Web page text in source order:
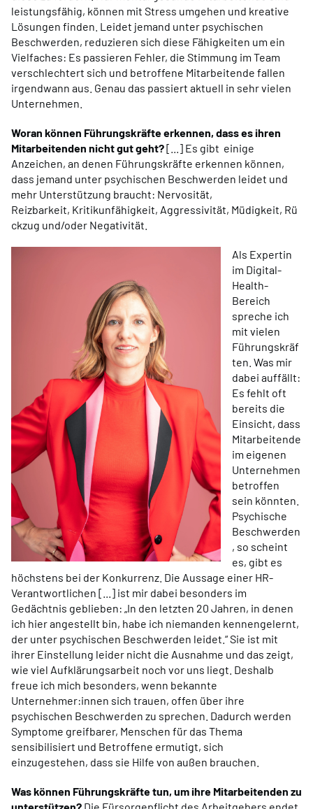
leistungsfähig, können mit Stress umgehen und kreative
Lösungen finden. Leidet jemand unter psychischen
Beschwerden, reduzieren sich diese Fähigkeiten um ein
Vielfaches: Es passieren Fehler, die Stimmung im Team
verschlechtert sich und betroffene Mitarbeitende fallen
irgendwann aus. Genau das passiert aktuell in sehr vielen
Unternehmen.
Woran können Führungskräfte erkennen, dass es ihren
Mitarbeitenden nicht gut geht?[...] Es gibt einige
Anzeichen, an denen Führungskräfte erkennen können,
dass jemand unter psychischen Beschwerden leidet und
mehr Unterstützung braucht: Nervosität,
Reizbarkeit, Kritikunfähigkeit, Aggressivität, Müdigkeit, Rü
ckzug und/oder Negativität.
Als Expertin
im Digital-
Health-
Bereich
spreche ich
mit vielen
Führungskräf
ten. Was mir
dabei auffällt:
Es fehlt oft
bereits die
Einsicht, dass
Mitarbeitende
im eigenen
Unternehmen
betroffen
sein könnten.
Psychische
Beschwerden
, so scheint
es, gibt es
höchstens bei der Konkurrenz. Die Aussage einer HR-
Verantwortlichen [...] ist mir dabei besonders im
Gedächtnis geblieben: „In den letzten 20 Jahren, in denen
ich hier angestellt bin, habe ich niemanden kennengelernt,
der unter psychischen Beschwerden leidet.“ Sie ist mit
ihrer Einstellung leider nicht die Ausnahme und das zeigt,
wie viel Aufklärungsarbeit noch vor uns liegt. Deshalb
freue ich mich besonders, wenn bekannte
Unternehmer:innen sich trauen, offen über ihre
psychischen Beschwerden zu sprechen. Dadurch werden
Symptome greifbarer, Menschen für das Thema
sensibilisiert und Betroffene ermutigt, sich
einzugestehen, dass sie Hilfe von außen brauchen.
Was können Führungskräfte tun, um ihre Mitarbeitenden zu